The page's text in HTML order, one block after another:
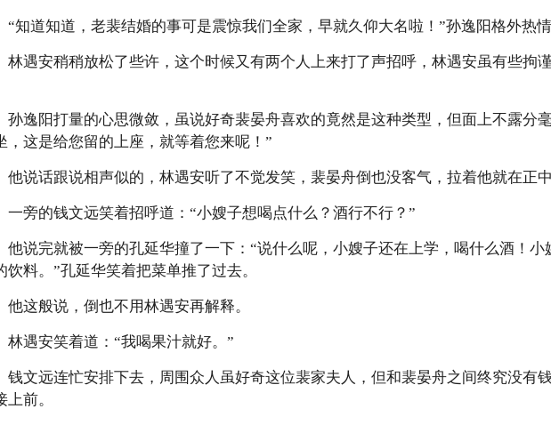
道知道，老裴结婚的事可是震惊我们全家，早就久仰大名啦！”孙逸阳格外热情
安稍稍放松了些许，这个时候又有两个人上来打了声招呼，林遇安虽有些拘
阳打量的心思微敛，虽说好奇裴晏舟喜欢的竟然是这种类型，但面上不露分
，这是给您留的上座，就等着您来呢！”
话跟说相声似的，林遇安听了不觉发笑，裴晏舟倒也没客气，拉着他就在正中
的钱文远笑着招呼道：“小嫂子想喝点什么？酒行不行？”
完就被一旁的孔延华撞了一下：“说什么呢，小嫂子还在上学，喝什么酒！小
饮料。”孔延华笑着把菜单推了过去。
般说，倒也不用林遇安再解释。
安笑着道：“我喝果汁就好。”
远连忙安排下去，周围众人虽好奇这位裴家夫人，但和裴晏舟之间终究没有
上前。